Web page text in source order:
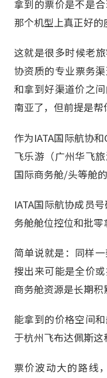
拿到的票价是不是
那个机型上真正好的
这就是很多时候老
协资质的专业票务
和拿到好渠道价之
南亚了，但前提是帮
作为IATA国际航协
飞乐游（广州华飞
国际商务舱/头等舱的
IATA国际航协成员
务舱舱位控位和批零
简单说就是：同样
搜出来可能是全价
商务舱资源是长期积
能拿到的价格空间
于杭州飞布达佩斯这
票价波动大的路线